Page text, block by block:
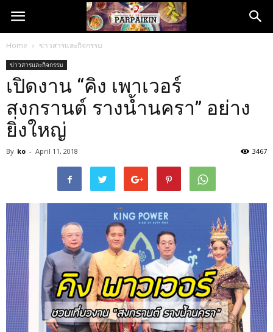
Home ข่าวสารและกิจกรรม
ข่าวสารและกิจกรรม
เปิดงาน “คิง เพาเวอร์
สงกรานต์ รางน้ำนครา” อย่าง
ยิ่งใหญ่
By ko - April 11, 2018 3467